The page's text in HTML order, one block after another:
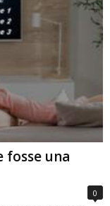
fosse una
0